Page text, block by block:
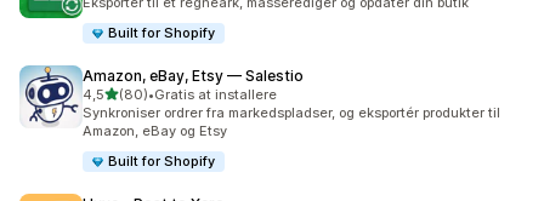
Built for Shopify
Amazon, eBay, Etsy — Salestio
4,5ud af 5 stjerner
(80)
80 anmeldelser i alt
•Gratis at installere
Synkroniser ordrer fra markedspladser, og eksportér produkter til
Amazon, eBay og Etsy
Built for Shopify